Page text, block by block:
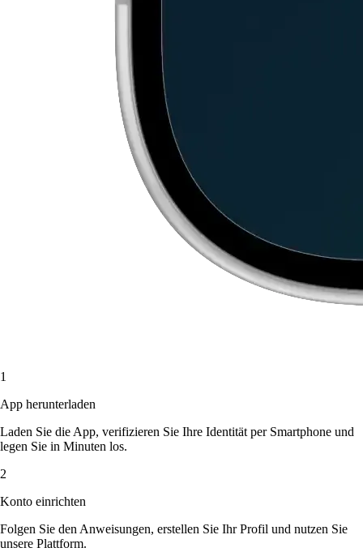
1
App herunterladen
Laden Sie die App, verifizieren Sie Ihre Identität per Smartphone und
legen Sie in Minuten los.
2
Konto einrichten
Folgen Sie den Anweisungen, erstellen Sie Ihr Profil und nutzen Sie
unsere Plattform.